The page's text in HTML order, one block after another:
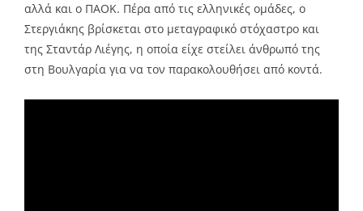
αλλά και ο ΠΑΟΚ. Πέρα από τις ελληνικές ομάδες, ο
Στεργιάκης βρίσκεται στο μεταγραφικό στόχαστρο και
της Σταντάρ Λιέγης, η οποία είχε στείλει άνθρωπό της
στη Βουλγαρία για να τον παρακολουθήσει από κοντά.